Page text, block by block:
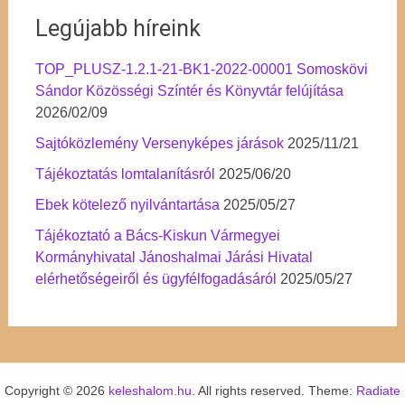
Legújabb híreink
TOP_PLUSZ-1.2.1-21-BK1-2022-00001 Somoskövi
Sándor Közösségi Színtér és Könyvtár felújítása
2026/02/09
Sajtóközlemény Versenyképes járások 2025/11/21
Tájékoztatás lomtalanításról 2025/06/20
Ebek kötelező nyilvántartása 2025/05/27
Tájékoztató a Bács-Kiskun Vármegyei
Kormányhivatal Jánoshalmai Járási Hivatal
elérhetőségeiről és ügyfélfogadásáról 2025/05/27
Copyright © 2026 keleshalom.hu . All rights reserved. Theme: Radiate